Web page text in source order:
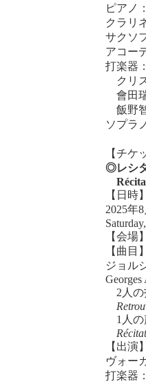
ピアノ
クラリ
サクソ
アコー
打楽器：
クリ
會田
飯野
ソプラ
【チケ
◎レシ
【日時】
2025年
【会場
【曲目】
ジョル
Georges
2人の
1人の
【出演】
ヴォー
打楽器：